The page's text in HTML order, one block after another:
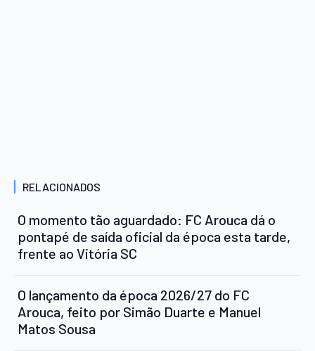
RELACIONADOS
O momento tão aguardado: FC Arouca dá o
pontapé de saída oficial da época esta tarde,
frente ao Vitória SC
O lançamento da época 2026/27 do FC
Arouca, feito por Simão Duarte e Manuel
Matos Sousa